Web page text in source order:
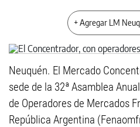
+ Agregar LM
Neuquén. El Mercado
sede de la 32ª Asamblea
de Operadores de Mercados
República Argentina